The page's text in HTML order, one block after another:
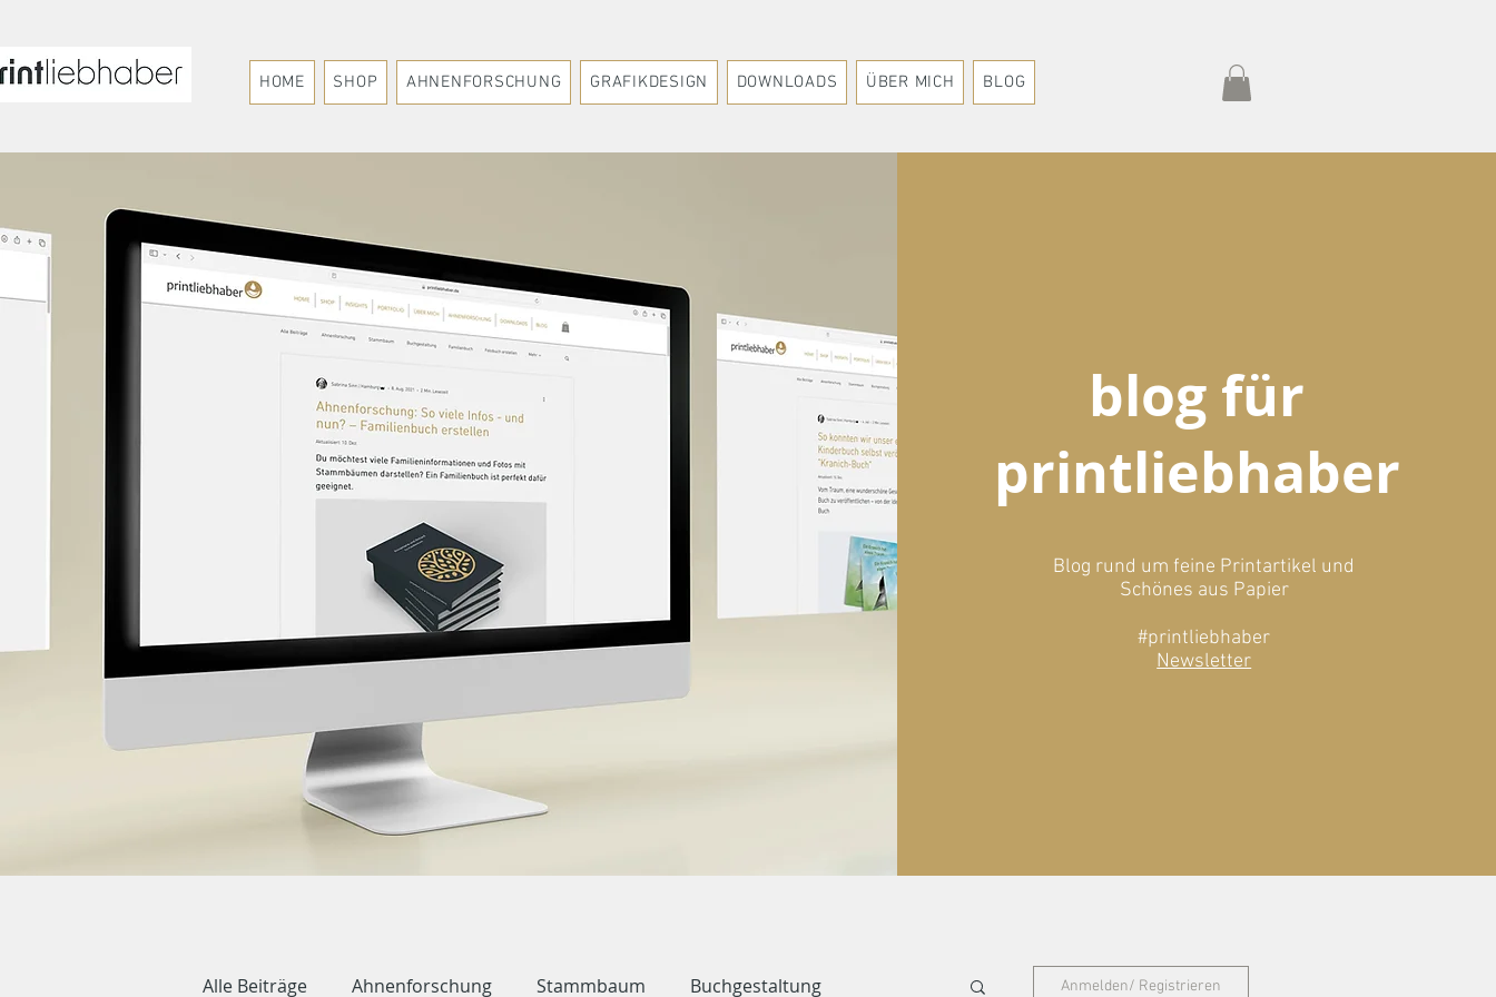
HOME SHOP AHNENFORSCHUNG GRAFIKDESIGN DOWNLOADS ÜBER MICH BLOG
blog für
printliebhaber
Blog rund um feine Printartikel und
Schönes aus Papier
#printliebhaber
Newsletter
Alle Beiträge Ahnenforschung Stammbaum Buchgestaltung Anmelden/ Registrieren